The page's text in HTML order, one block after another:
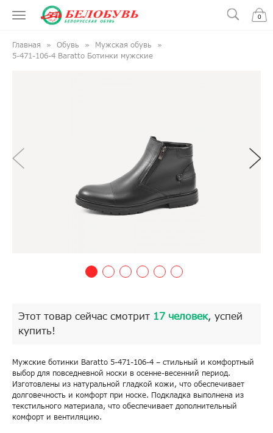
0
Главная Обувь
Мужская обувь
5-471-106-4 Baratto Ботинки мужские
Этот товар сейчас смотрит 17 человек, успей
купить!
Мужские ботинки Baratto 5-471-106-4 – стильный и комфортный
выбор для повседневной носки в осенне-весенний период.
Изготовлены из натуральной гладкой кожи, что обеспечивает
долговечность и комфорт при носке. Подкладка выполнена из
текстильного материала, что обеспечивает дополнительный
комфорт и вентиляцию.